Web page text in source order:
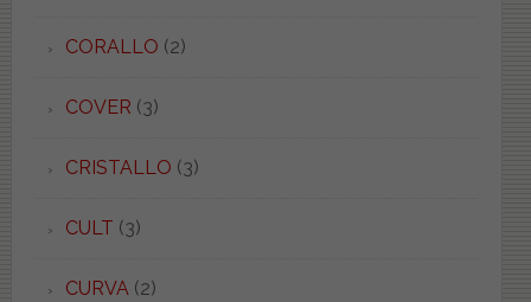
CORALLO (2)
COVER (3)
CRISTALLO (3)
CULT (3)
CURVA(2)